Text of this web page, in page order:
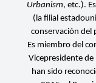
Urbanism, etc.).
(la filial
conservación del
Es miembro del
Vicepresidente de
han sido